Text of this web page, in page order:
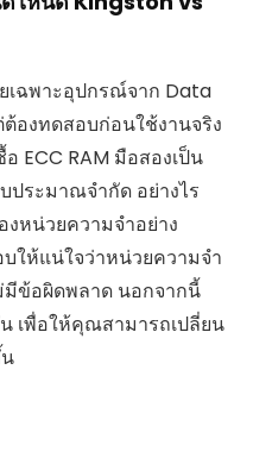
เฉพาะอุปกรณ์จาก Data
องทดสอบก่อนใช้งานจริง
ECC RAM มือสองเป็น
ประมาณจำกัด อย่างไร
หน่วยความจำอย่าง
ให้แน่ใจว่าหน่วยความจำ
มีข้อผิดพลาด นอกจากนี้
เพื่อให้คุณสามารถเปลี่ยน